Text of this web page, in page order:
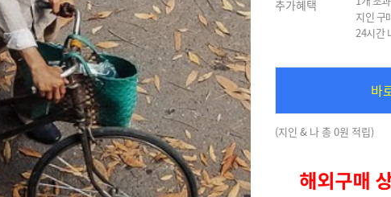
추가혜택
지인 구
24시간
바
(지인 & 나 총 0원 적립)